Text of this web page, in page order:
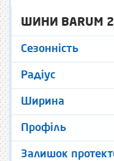
ШИНИ BARUM
Сезонність
Радіус
Ширина
Профіль
Залишок